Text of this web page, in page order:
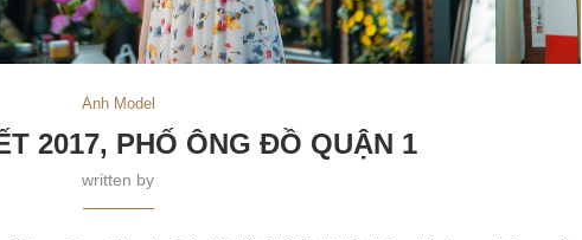
Ảnh Model
2017, PHỐ ÔNG ĐỒ QUẬN 1
written by